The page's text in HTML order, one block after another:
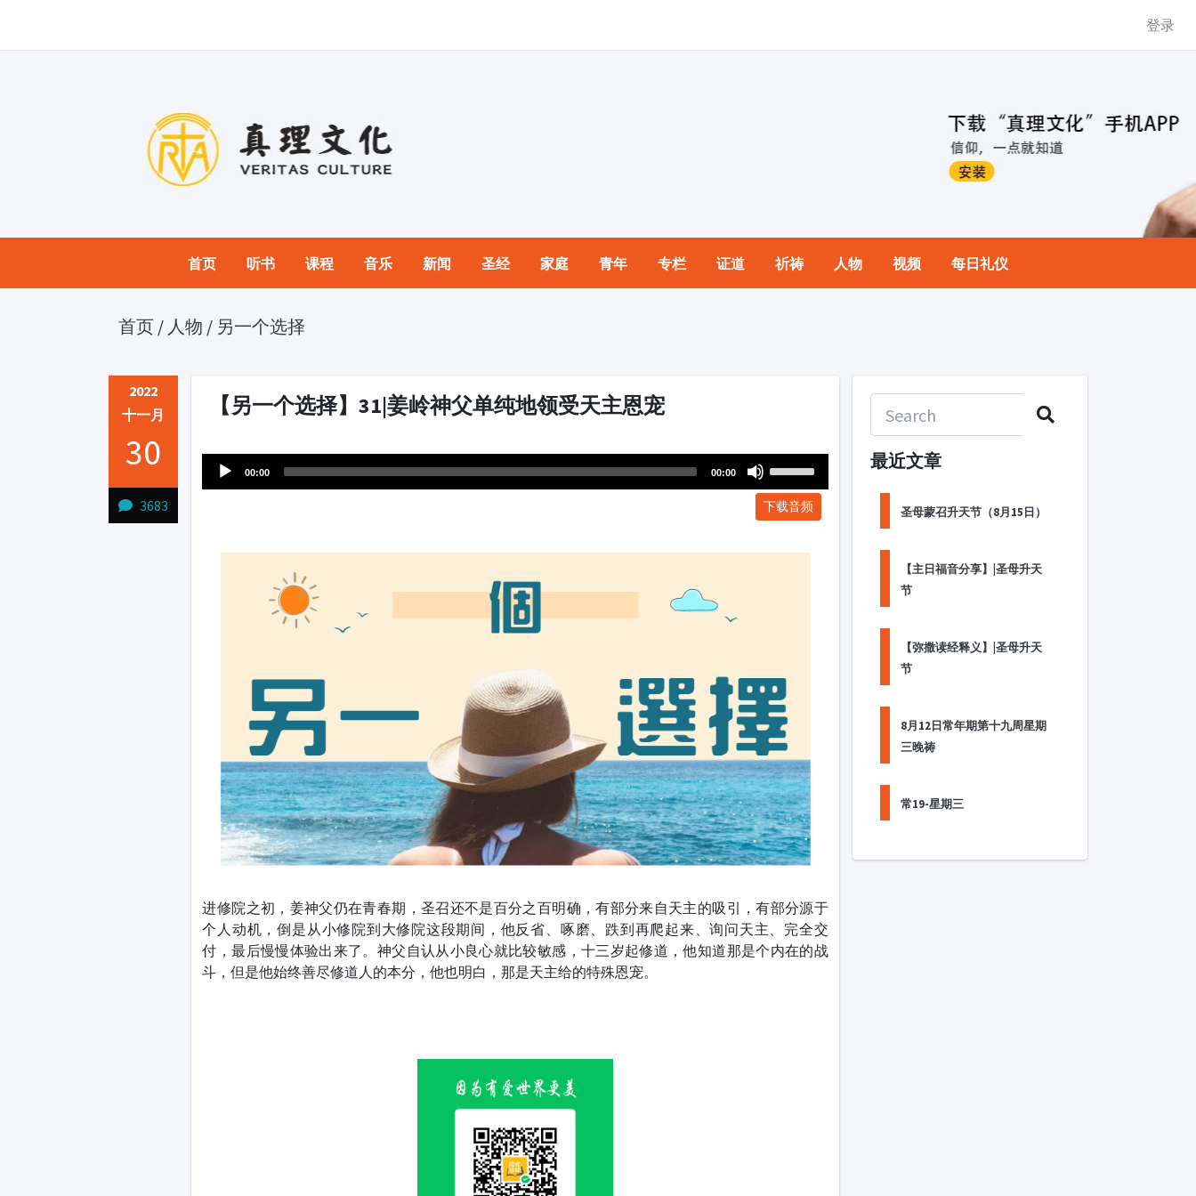
登录
首页 听书 课程 音乐 新闻 圣经 家庭 青年 专栏 证道 祈祷 人物 视频 每日礼仪
首页 / 人物 / 另一个选择
2022
十一月
30
3683
【另一个选择】31|姜岭神父单纯地领受天主恩宠
Player
00:00 00:00
Arrow
下载音频
进修院之初，姜神父仍在青春期，圣召还不是百分之百明确，有部分来自天主的吸引，有部分源于
个人动机，倒是从小修院到大修院这段期间，他反省、啄磨、跌到再爬起来、询问天主、完全交
付，最后慢慢体验出来了。神父自认从小良心就比较敏感，十三岁起修道，他知道那是个内在的战
斗，但是他始终善尽修道人的本分，他也明白，那是天主给的特殊恩宠。
最近文章
圣母蒙召升天节（8月15日）
【主日福音分享】|圣母升天
节
【弥撒读经释义】|圣母升天
节
8月12日常年期第十九周星期
三晚祷
常19-星期三